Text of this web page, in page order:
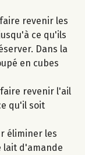
revenir les
ce qu'ils
Dans la
en cubes
revenir l'ail
qu'il soit
éliminer les
lait d'amande